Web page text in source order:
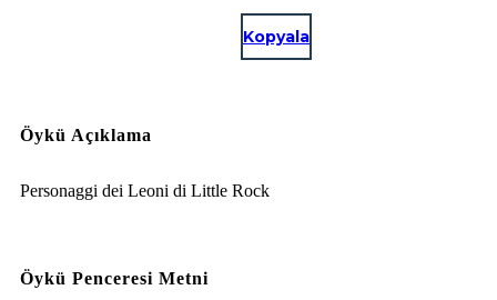
Kopyala
Öykü Açıklama
Personaggi dei Leoni di Little Rock
Öykü Penceresi Metni